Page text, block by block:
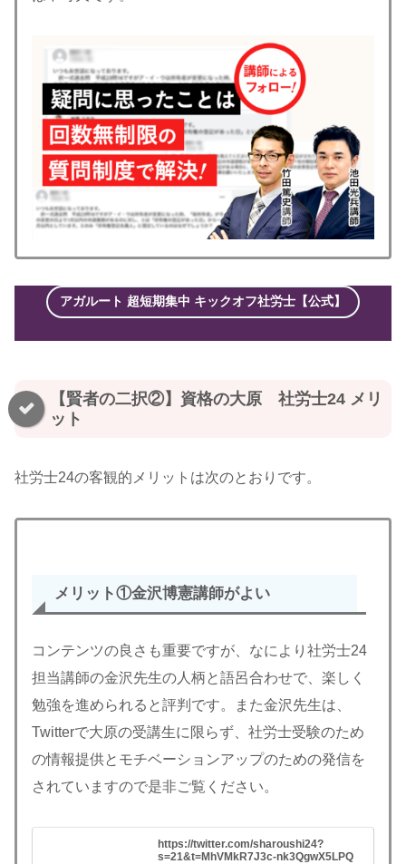
アガルート 超短期集中 キックオフ社労士【公式】
【賢者の二択②】資格の大原 社労士24 メリ
ット
社労士24の客観的メリットは次のとおりです。
メリット①金沢博憲講師がよい
コンテンツの良さも重要ですが、なにより社労士24
担当講師の金沢先生の人柄と語呂合わせで、楽しく
勉強を進められると評判です。また金沢先生は、
Twitterで大原の受講生に限らず、社労士受験のため
の情報提供とモチベーションアップのための発信を
されていますので是非ご覧ください。
https://twitter.com/sharoushi24?
s=21&t=MhVMkR7J3c-nk3QgwX5LPQ